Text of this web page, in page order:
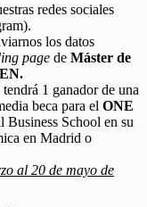
redes sociales
los datos
page de Máster de
1 ganador de una
beca para el ONE
School en su
en Madrid o
al 20 de mayo de